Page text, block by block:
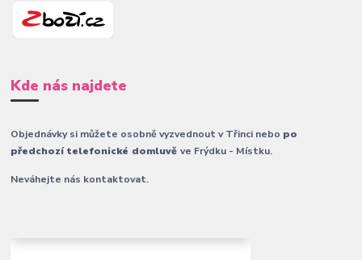
Kde nás najdete
Objednávky si můžete osobně vyzvednout v Třinci nebo po
předchozí telefonické domluvěve Frýdku - Místku.
Neváhejte nás kontaktovat.